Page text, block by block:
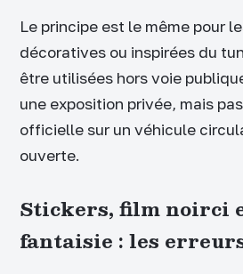
Le principe est le même pour
décoratives ou inspirées du
être utilisées hors voie
une exposition privée, mais
officielle sur un véhicule
ouverte.
Stickers, film noirci
fantaisie : les